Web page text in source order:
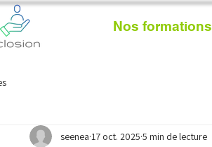
Nos formations
seenea 17 oct. 2025 5 min de lecture